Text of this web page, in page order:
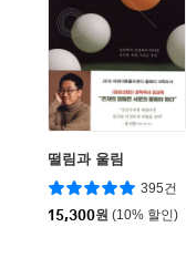
떨림과 울림
395건
15,300원 (10% 할인)